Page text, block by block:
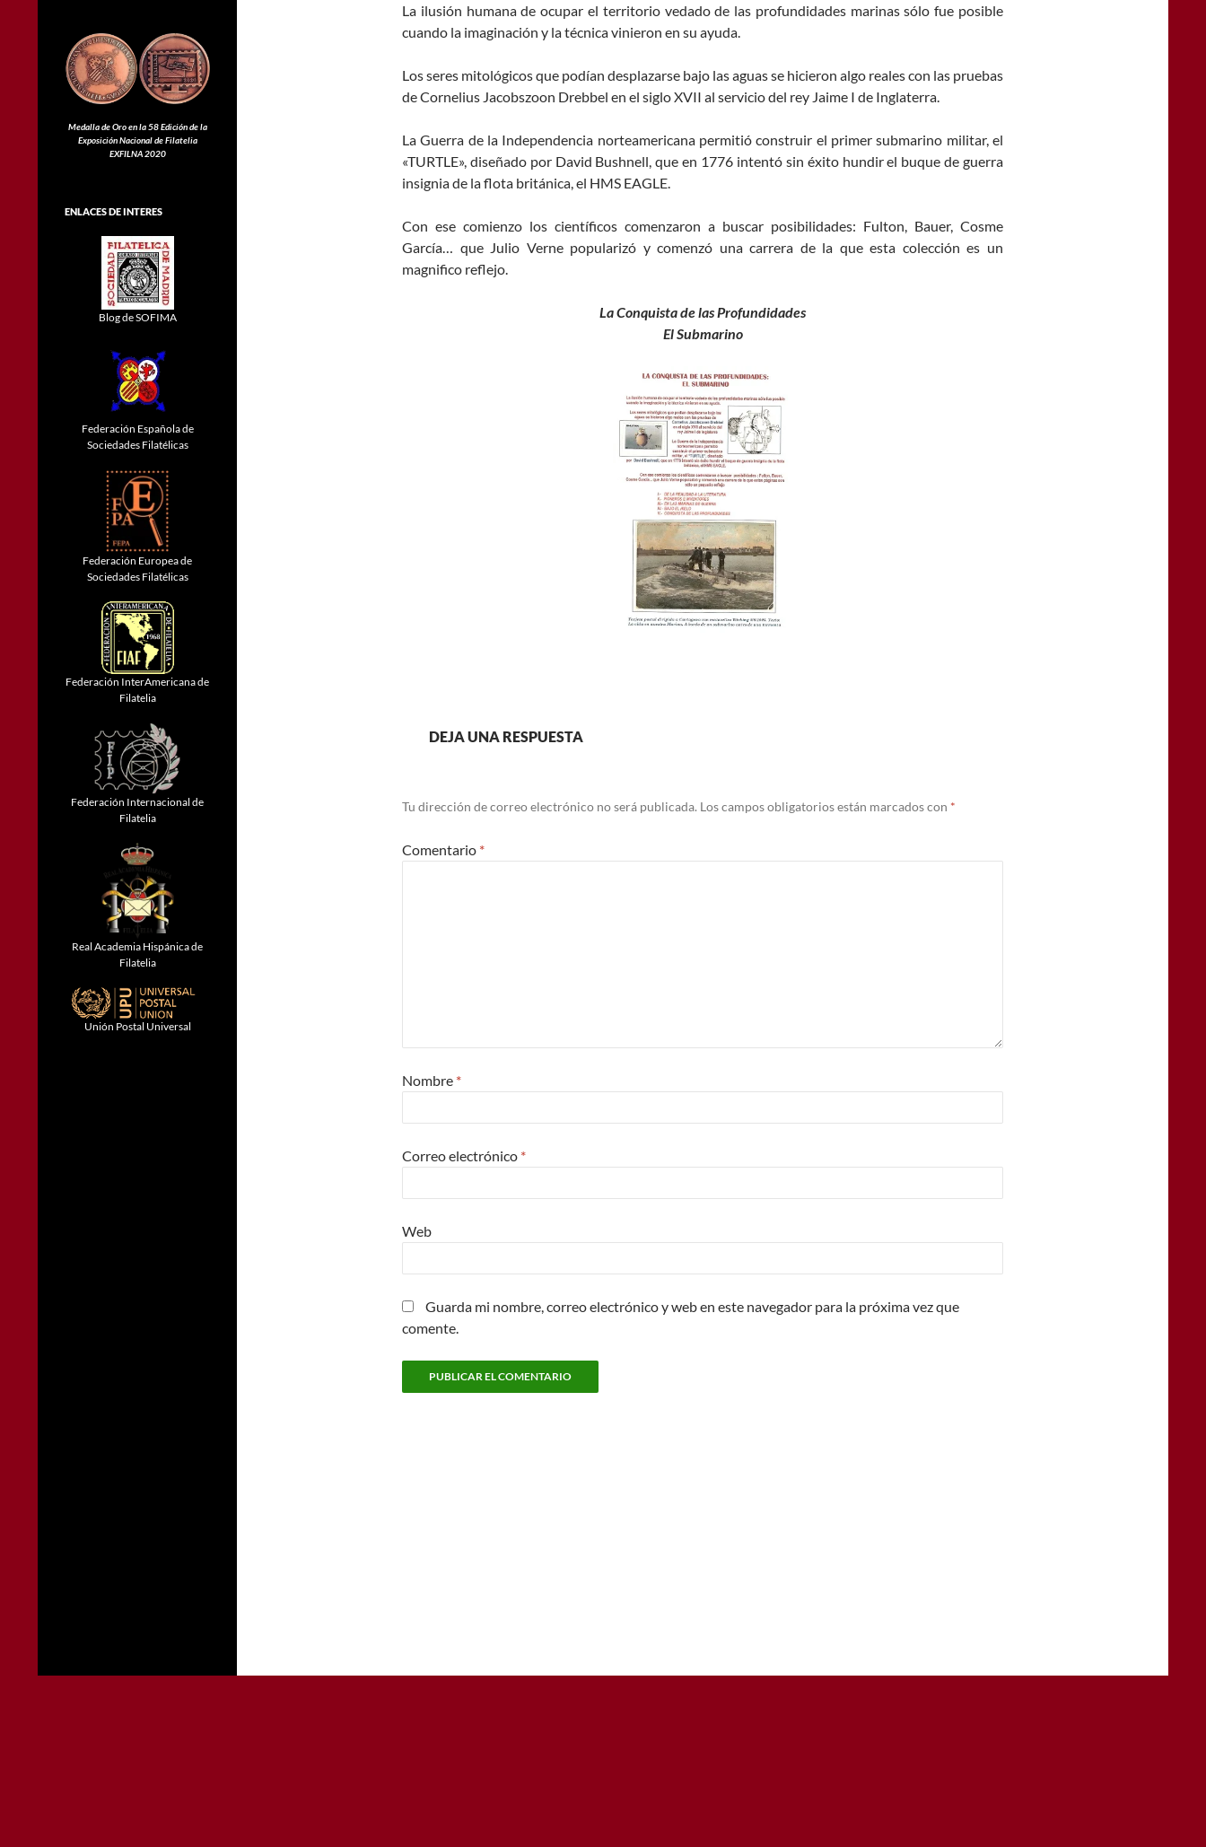
La ilusión humana de ocupar el territorio vedado de las profundidades marinas sólo fue posible
cuando la imaginación y la técnica vinieron en su ayuda.
Los seres mitológicos que podían desplazarse bajo las aguas se hicieron algo reales con las pruebas
de Cornelius Jacobszoon Drebbel en el siglo XVII al servicio del rey Jaime I de Inglaterra.
La Guerra de la Independencia norteamericana permitió construir el primer submarino militar, el
«TURTLE», diseñado por David Bushnell, que en 1776 intentó sin éxito hundir el buque de guerra
insignia de la flota británica, el HMS EAGLE.
Con ese comienzo los científicos comenzaron a buscar posibilidades: Fulton, Bauer, Cosme
García… que Julio Verne popularizó y comenzó una carrera de la que esta colección es un
magnifico reflejo.
La Conquista de las Profundidades
El Submarino
DEJA UNA RESPUESTA
Tu dirección de correo electrónico no será publicada. Los campos obligatorios están marcados con *
Comentario *
Nombre *
Correo electrónico *
Web
Guarda mi nombre, correo electrónico y web en este navegador para la próxima vez que
comente.
Medalla de Oro en la 58 Edición de la
Exposición Nacional de Filatelia
EXFILNA 2020
ENLACES DE INTERES
Blog de SOFIMA
Federación Española de
Sociedades Filatélicas
Federación Europea de
Sociedades Filatélicas
Federación InterAmericana de
Filatelia
Federación Internacional de
Filatelia
Real Academia Hispánica de
Filatelia
Unión Postal Universal